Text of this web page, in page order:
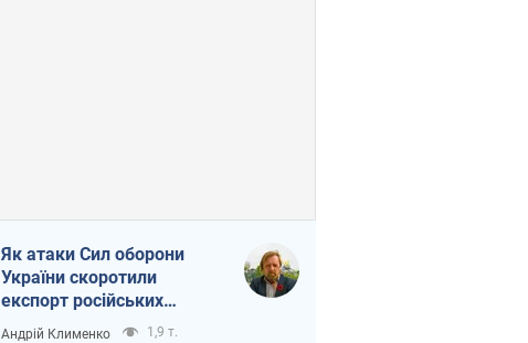
Як атаки Сил оборони
України скоротили
експорт російських
нафтопродуктів
Андрій Клименко 1,9 т.